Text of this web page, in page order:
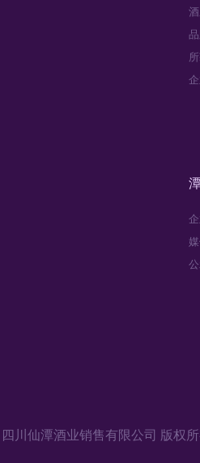
川仙潭酒业销售有限公司 版权